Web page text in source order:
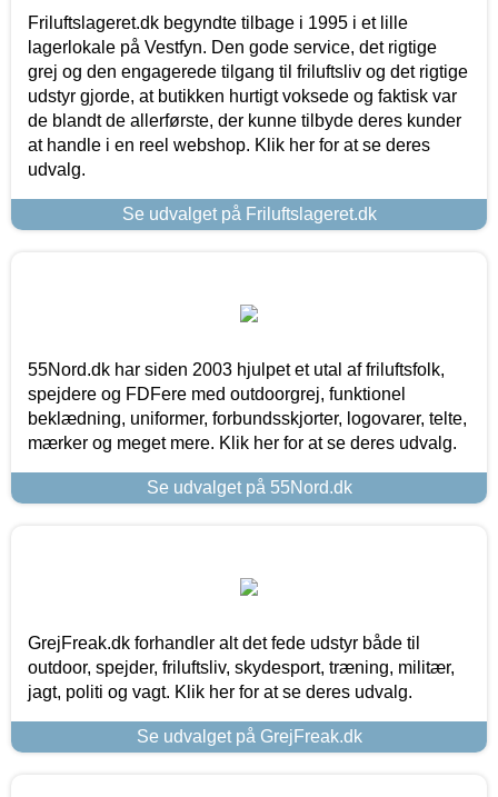
Friluftslageret.dk begyndte tilbage i 1995 i et lille
lagerlokale på Vestfyn. Den gode service, det rigtige
grej og den engagerede tilgang til friluftsliv og det rigtige
udstyr gjorde, at butikken hurtigt voksede og faktisk var
de blandt de allerførste, der kunne tilbyde deres kunder
at handle i en reel webshop. Klik her for at se deres
udvalg.
Se udvalget på Friluftslageret.dk
55Nord.dk har siden 2003 hjulpet et utal af friluftsfolk,
spejdere og FDFere med outdoorgrej, funktionel
beklædning, uniformer, forbundsskjorter, logovarer, telte,
mærker og meget mere. Klik her for at se deres udvalg.
Se udvalget på 55Nord.dk
GrejFreak.dk forhandler alt det fede udstyr både til
outdoor, spejder, friluftsliv, skydesport, træning, militær,
jagt, politi og vagt. Klik her for at se deres udvalg.
Se udvalget på GrejFreak.dk